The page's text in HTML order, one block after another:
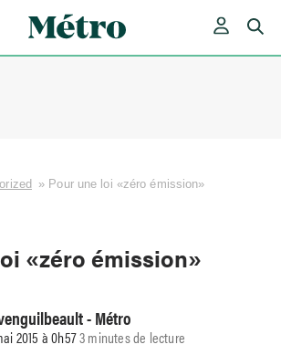
» Pour une loi «zéro émission»
«zéro émission»
- Métro
2015 à 0h573 minutes de lecture